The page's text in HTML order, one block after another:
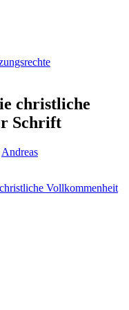
christliche
Schrift
Andreas
Vollkommenheit